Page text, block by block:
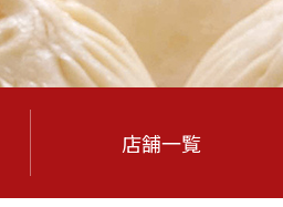
店舗一覧